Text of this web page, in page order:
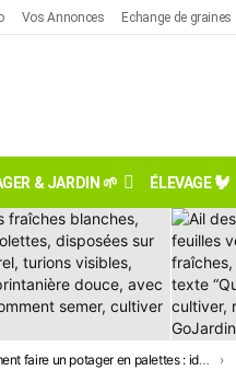
Vos Annonces Echange de graines
& JARDIN 🌱 ÉLEVAGE 🐓
potager en palettes : idées à copier d’urgence ! (Liste ouverte) (9 propositions)